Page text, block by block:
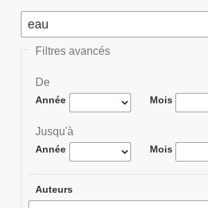
Filtres avancés
De
Année Mois
Jusqu'à
Année Mois
Auteurs